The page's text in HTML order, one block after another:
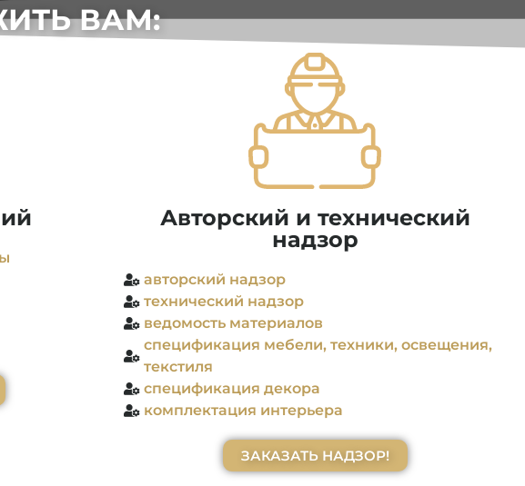
И РЕМОНТ ПОД
ПОМЕЩЕНИЙ
5% на ремонт!
ВАМ:
Авторский и технический
надзор
авторский надзор
технический надзор
ведомость материалов
спецификация мебели, техники, освещения,
текстиля
спецификация декора
комплектация интерьера
ЗАКАЗАТЬ НАДЗОР!